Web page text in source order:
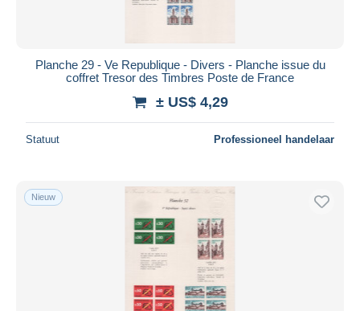
Planche 29 - Ve Republique - Divers - Planche issue du
coffret Tresor des Timbres Poste de France
± US$ 4,29
Statuut Professioneel handelaar
Nieuw